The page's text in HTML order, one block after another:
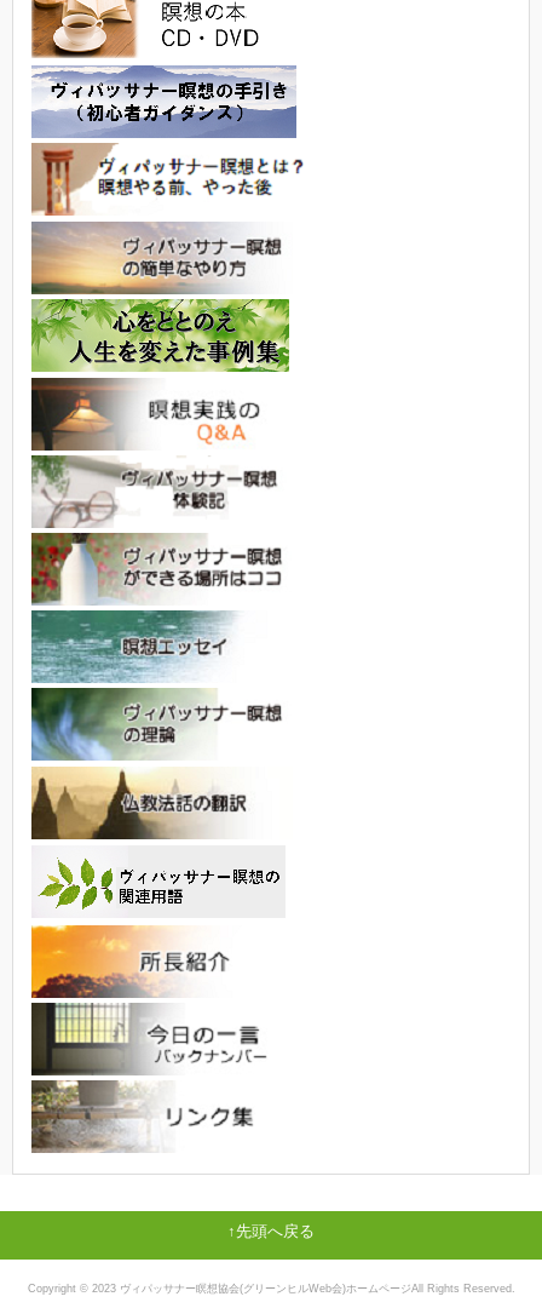
先頭へ戻る
Copyright © 2023 ヴィパッサナー瞑想協会(グリーンヒルWeb会)ホームページAll Rights Reserved.